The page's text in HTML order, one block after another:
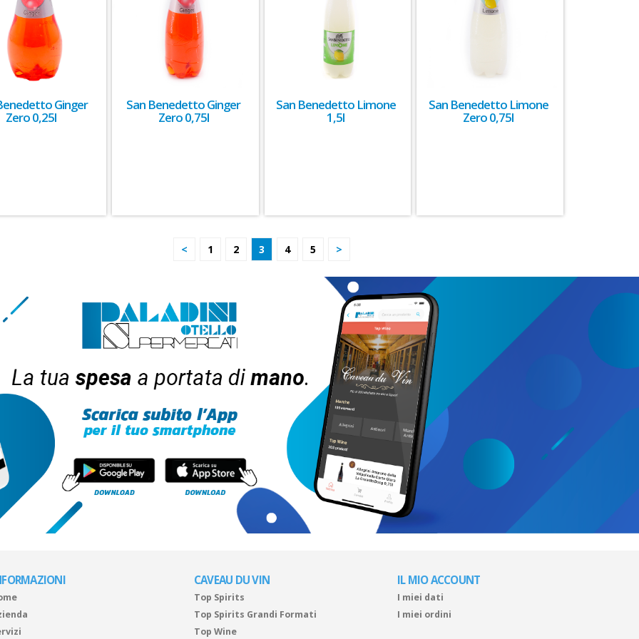
Ginger
Zero 0,25l
San Benedetto Ginger
Zero 0,75l
San Benedetto Limone
1,5l
San Benedetto Limone
Zero 0,75l
< 1 2 3 4 5 >
CAVEAU DU VIN
Top Spirits
Top Spirits Grandi Formati
Top Wine
IL MIO ACCOUNT
I miei dati
I miei ordini